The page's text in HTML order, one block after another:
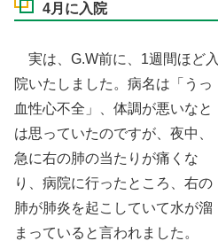
4月に入院
実は、G.W前に、1週間ほど入
院いたしました。病名は「うっ
血性心不全」、体調が悪いなと
は思っていたのですが、夜中、
急に右の肺の当たりが痛くな
り、病院に行ったところ、右の
肺が肺炎を起こしていて水が溜
まっていると言われました。